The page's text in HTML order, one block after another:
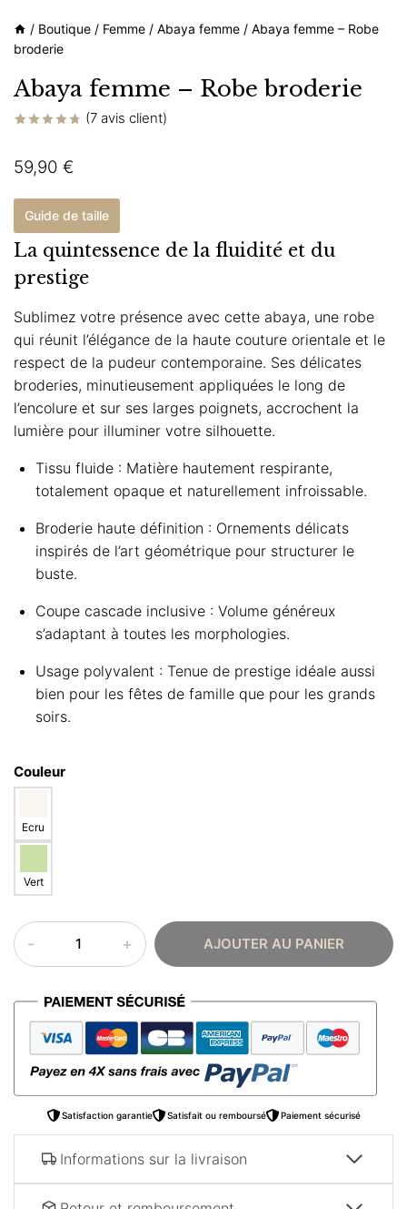
/ Boutique / Femme / Abaya femme / Abaya femme – Robe
broderie
Abaya femme – Robe broderie
basé sur
notations
(7 avis client)
59,90 €
Guide de taille
La quintessence de la fluidité et du
prestige
Sublimez votre présence avec cette abaya, une robe
qui réunit l’élégance de la haute couture orientale et le
respect de la pudeur contemporaine. Ses délicates
broderies, minutieusement appliquées le long de
l’encolure et sur ses larges poignets, accrochent la
lumière pour illuminer votre silhouette.
Tissu fluide : Matière hautement respirante,
totalement opaque et naturellement infroissable.
Broderie haute définition : Ornements délicats
inspirés de l’art géométrique pour structurer le
buste.
Coupe cascade inclusive : Volume généreux
s’adaptant à toutes les morphologies.
Usage polyvalent : Tenue de prestige idéale aussi
bien pour les fêtes de famille que pour les grands
soirs.
Couleur
Ecru
Vert
quantité
de
femme
Robe
broderie
AJOUTER AU PANIER
Satisfaction garantie Satisfait ou remboursé Paiement sécurisé
Informations sur la livraison